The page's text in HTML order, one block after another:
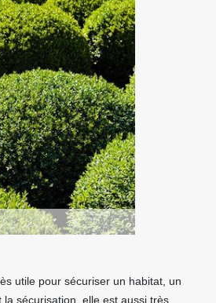
utile pour sécuriser un habitat, un
la sécurisation, elle est aussi très